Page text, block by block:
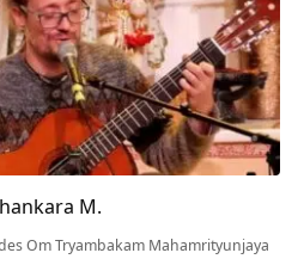
M.
Om Tryambakam Mahamrityunjaya